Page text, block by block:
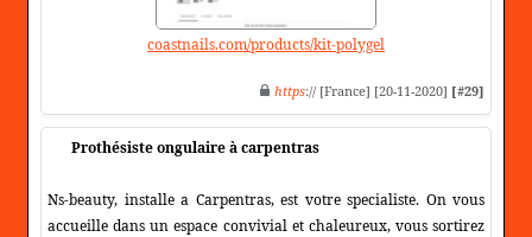
coastnails.com/products/kit-polygel
https:// [France] [20-11-2020] [#29]
Prothésiste ongulaire à carpentras
Ns-beauty, installe a Carpentras, est votre specialiste. On vous
accueille dans un espace convivial et chaleureux, vous sortirez